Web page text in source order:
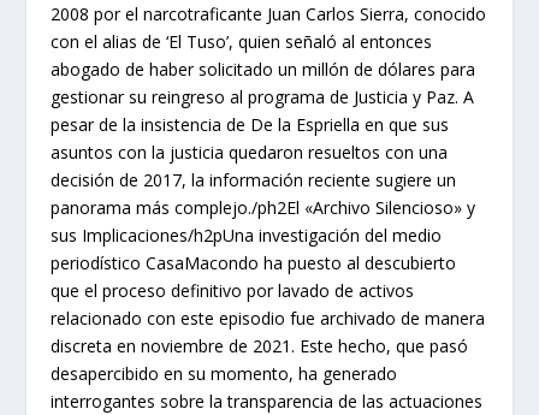
2008 por el narcotraficante Juan Carlos Sierra, conocido
con el alias de ‘El Tuso’, quien señaló al entonces
abogado de haber solicitado un millón de dólares para
gestionar su reingreso al programa de Justicia y Paz. A
pesar de la insistencia de De la Espriella en que sus
asuntos con la justicia quedaron resueltos con una
decisión de 2017, la información reciente sugiere un
panorama más complejo./ph2El «Archivo Silencioso» y
sus Implicaciones/h2pUna investigación del medio
periodístico CasaMacondo ha puesto al descubierto
que el proceso definitivo por lavado de activos
relacionado con este episodio fue archivado de manera
discreta en noviembre de 2021. Este hecho, que pasó
desapercibido en su momento, ha generado
interrogantes sobre la transparencia de las actuaciones